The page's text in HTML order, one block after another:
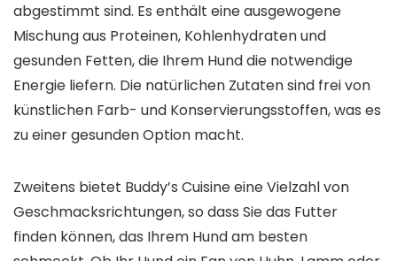
abgestimmt sind. Es enthält eine ausgewogene
Mischung aus Proteinen, Kohlenhydraten und
gesunden Fetten, die Ihrem Hund die notwendige
Energie liefern. Die natürlichen Zutaten sind frei von
künstlichen Farb- und Konservierungsstoffen, was es
zu einer gesunden Option macht.
Zweitens bietet Buddy’s Cuisine eine Vielzahl von
Geschmacksrichtungen, so dass Sie das Futter
finden können, das Ihrem Hund am besten